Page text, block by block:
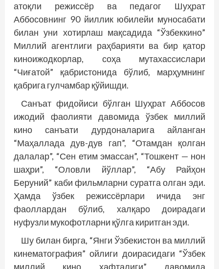
атоқли режиссёр ва педагог Шуҳрат
Аббосовнинг 90 йиллик юбилейи муносабати
билан уни хотирлаш мақсадида “Ўзбеккино”
Миллий агентлиги раҳбарияти ва бир қатор
киноижодкорлар, соҳа мутахассислари
“Чиғатой” қабристонида бўлиб, марҳумнинг
қабрига гулчамбар қўйишди.
Санъат фидойиси бўлган Шуҳрат Аббосов
ижодий фаолияти давомида ўзбек миллий
кино санъати дурдоналарига айланган
“Маҳаллада дув-дув гап”, “Отамдан қолган
далалар”, “Сен етим эмассан”, “Тошкент — нон
шаҳри”, “Оловли йўллар”, “Абу Райҳон
Беруний” каби фильмларни суратга олган эди.
Ҳамда ўзбек режиссёрлари ичида энг
фаоллардан бўлиб, халқаро доирадаги
нуфузли мукофотларни қўлга киритган эди.
Шу билан бирга, “Янги Ўзбекистон ва миллий
кинематография” ойлиги доирасидаги “Ўзбек
миллий кино ҳафталиги” давомида